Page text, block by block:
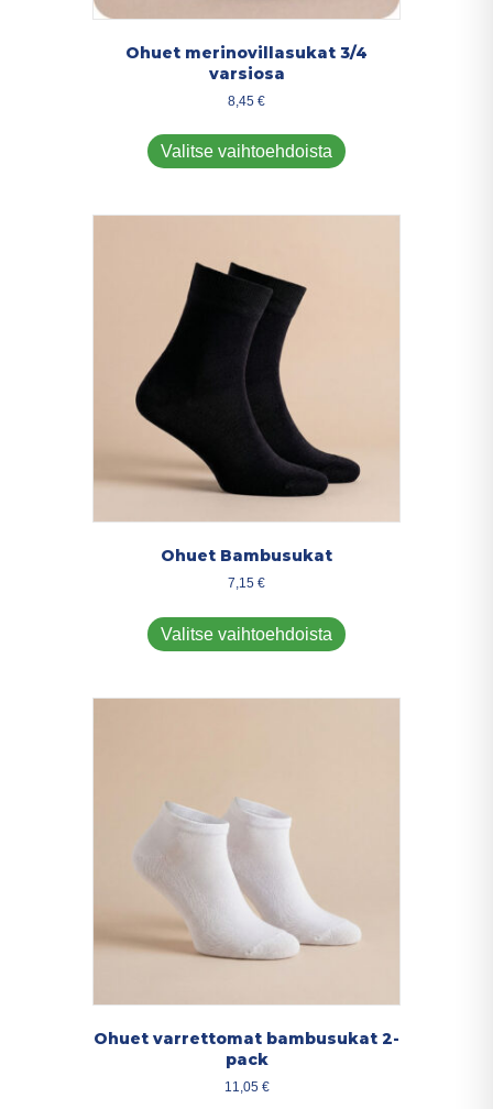
Ohuet merinovillasukat 3/4
varsiosa
8,45 €
Valitse vaihtoehdoista
tuotteella
muunnelma.
Ohuet Bambusukat
7,15 €
Valitse vaihtoehdoista
tuotteella
muunnelma.
Ohuet varrettomat bambusukat 2-
pack
11,05 €